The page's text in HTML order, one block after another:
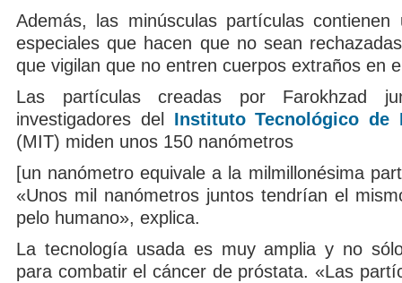
Además, las minúsculas partículas contienen
especiales que hacen que no sean
que vigilan que no entren cuerpos extraños en
Las partículas creadas por Farokhzad
investigadores del Instituto Tecnológico de
(MIT) miden unos 150 nanómetros
[un nanómetro equivale a la milmillonésima
«Unos mil nanómetros juntos tendrían el
pelo humano», explica.
La tecnología usada es muy amplia y no
para combatir el cáncer de próstata. «Las